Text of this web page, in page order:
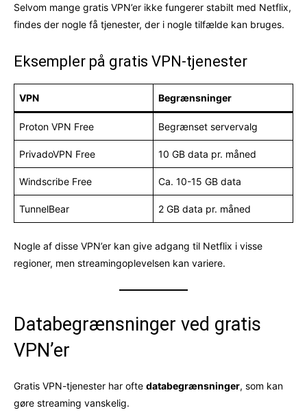
Selvom mange gratis VPN’er ikke fungerer stabilt med Netflix,
findes der nogle få tjenester, der i nogle tilfælde kan bruges.
Eksempler på gratis VPN-tjenester
VPN Begrænsninger
Proton VPN Free Begrænset servervalg
PrivadoVPN Free 10 GB data pr. måned
Windscribe Free Ca. 10-15 GB data
TunnelBear 2 GB data pr. måned
Nogle af disse VPN’er kan give adgang til Netflix i visse
regioner, men streamingoplevelsen kan variere.
Databegrænsninger ved gratis
VPN’er
Gratis VPN-tjenester har ofte databegrænsninger, som kan
gøre streaming vanskelig.